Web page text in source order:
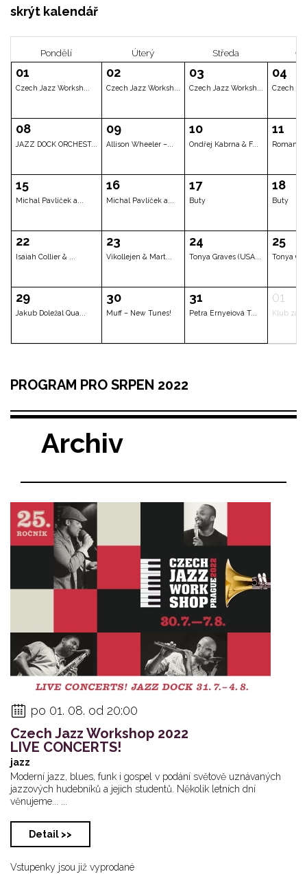
skrýt kalendář
Pondělí Úterý
Czech Jazz Worksh... Czech Jazz Worksh... Czech
08
JAZZ DOCK ORCHEST... Allison Wheeler –... Ondřej
29
Jakub Doležal Qua... Muff – New Tunes! Petra
PROGRAM PRO SRPEN 2022
Archiv
po 01. 08. od 20:00
Czech Jazz Workshop 2022
LIVE CONCERTS!
jazz
Moderní jazz, blues, funk i gospel v podání světově uznávaných
jazzových hudebníků a jejich studentů. Několik letních dní
věnujeme... ...
Detail >>
Vstupenky jsou již vyprodané